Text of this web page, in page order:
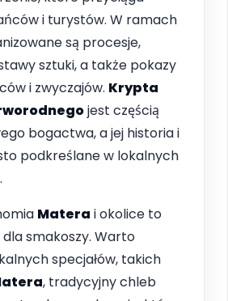
i turystów. W ramach
są procesje,
sztuki, a także pokazy
i zwyczajów. Krypta
jest częścią
bogactwa, a jej historia i
podkreślane w lokalnych
Matera i okolice to
smakoszy. Warto
specjałów, takich
, tradycyjny chleb